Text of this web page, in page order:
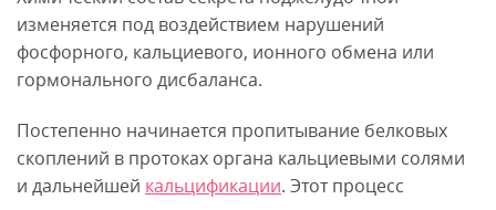
изменяется под воздействием нарушений
фосфорного, кальциевого, ионного обмена или
гормонального дисбаланса.
Постепенно начинается пропитывание белковых
скоплений в протоках органа кальциевыми солями
и дальнейшей кальцификации. Этот процесс